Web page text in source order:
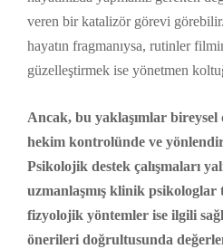
veren bir katalizör görevi
hayatın fragmanıysa, rutinler
güzelleştirmek ise yönetmen
Ancak, bu yaklaşımlar
hekim kontrolünde ve
Psikolojik destek çalışmaları
uzmanlaşmış klinik
fizyolojik yöntemler ise ilgili
önerileri doğrultusunda